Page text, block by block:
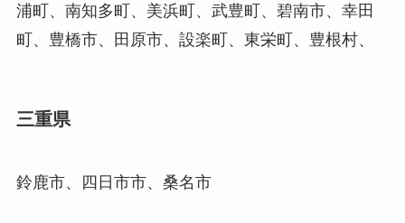
浦町、南知多町、美浜町、武豊町、碧南市、幸田
町、豊橋市、田原市、設楽町、東栄町、豊根村、
三重県
鈴鹿市、四日市市、桑名市